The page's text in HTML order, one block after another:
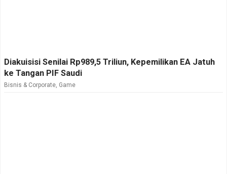
Diakuisisi Senilai Rp989,5 Triliun, Kepemilikan EA Jatuh
ke Tangan PIF Saudi
Bisnis & Corporate Game